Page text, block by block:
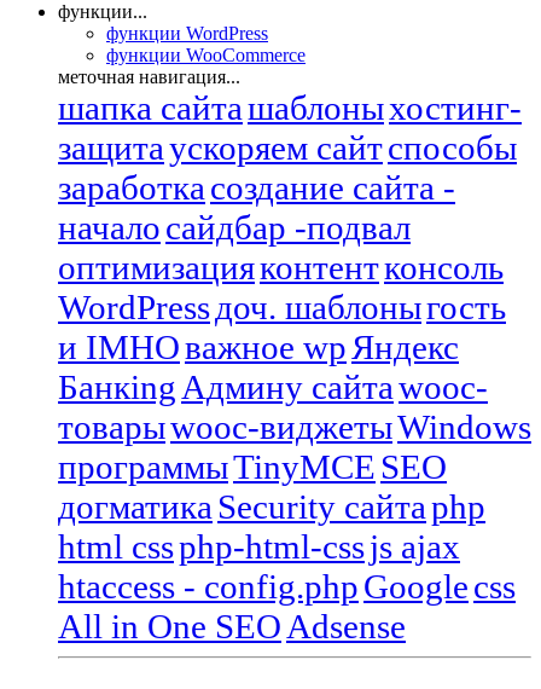
функции...
функции WordPress
функции WooCommerce
меточная навигация...
шапка сайташаблоныхостинг-
защитаускоряем сайтспособы
заработка создание сайта -
началосайдбар -подвал
оптимизацияконтентконсоль
WordPressдоч. шаблоныгость
и IMHOважное wp Яндекс
Банкing Админу сайтаwooc-
товарыwooc-виджетыWindows
программыTinyMCE SEO
догматика Security сайтаphp
html cssphp-html-cssjs ajax
htaccess - config.phpGooglecss
All in One SEO Adsense